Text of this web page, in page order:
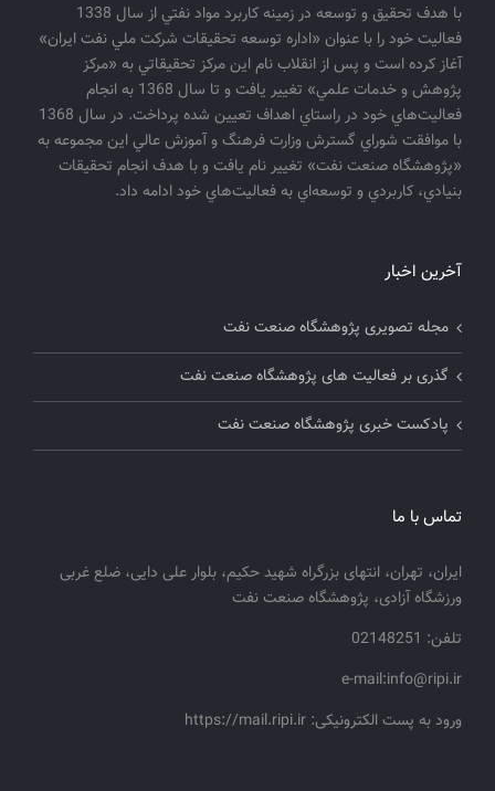
با هدف تحقيق و توسعه در زمينه كاربرد مواد نفتي از سال 1338
فعاليت خود را با عنوان «اداره توسعه تحقيقات شركت ملي نفت ايران»
آغاز كرده است و پس از انقلاب نام اين مركز تحقيقاتي به «مركز
پژوهش و خدمات علمي» تغيير يافت و تا سال 1368 به انجام
فعاليت‌هاي خود در راستاي اهداف تعيين شده پرداخت. در سال 1368
با موافقت شوراي گسترش وزارت فرهنگ و آموزش عالي اين مجموعه به
«پژوهشگاه صنعت نفت» تغيير نام يافت و با هدف انجام تحقيقات
بنيادي، كاربردي و توسعه‌اي به فعاليت‌هاي خود ادامه داد.
آخرین اخبار
مجله تصویری پژوهشگاه صنعت نفت
گذری بر فعالیت های پژوهشگاه صنعت نفت
پادکست خبری پژوهشگاه صنعت نفت
تماس با ما
ایران، تهران، انتهای بزرگراه شهید حکیم، بلوار علی دایی، ضلع غربی
ورزشگاه آزادی، پژوهشگاه صنعت نفت
تلفن: 02148251
e-mail:info@ripi.ir
ورود به پست الکترونیکی: https://mail.ripi.ir